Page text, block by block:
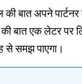
बात अपने पार्टनर
एक लेटर पर
समझ पाएगा।